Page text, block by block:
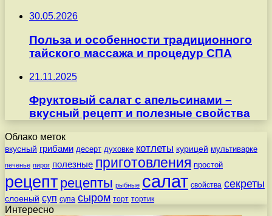
30.05.2026
Польза и особенности традиционного
тайского массажа и процедур СПА
21.11.2025
Фруктовый салат с апельсинами –
вкусный рецепт и полезные свойства
Облако меток
вкусный грибами десерт духовке котлеты курицей мультиварке
печенье пирог полезные приготовления простой
рецепт рецепты рыбные салат свойства секреты
слоеный суп супа сыром торт тортик
Интересно